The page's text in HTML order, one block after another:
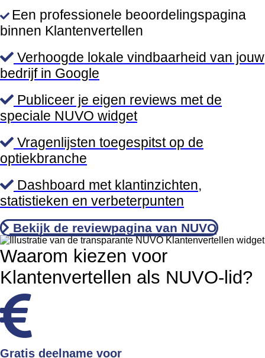
Een professionele beoordelingspagina
binnen Klantenvertellen
Verhoogde lokale vindbaarheid van jouw
bedrijf in Google
Publiceer je eigen reviews met de
speciale NUVO widget
Vragenlijsten toegespitst op de
optiekbranche
Dashboard met klantinzichten,
statistieken en verbeterpunten
Bekijk de reviewpagina van NUVO
Waarom kiezen voor
Klantenvertellen als NUVO-lid?
Gratis deelname voor